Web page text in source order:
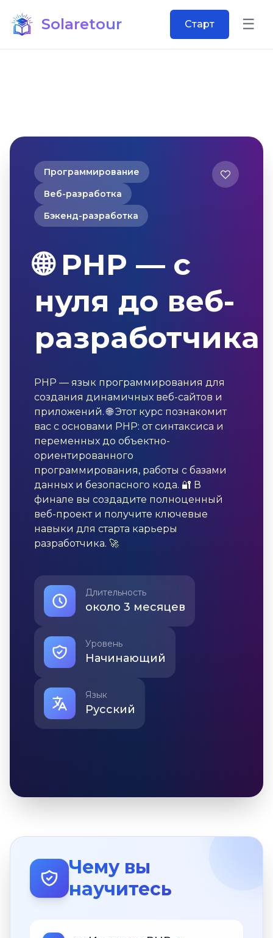
Solaretour Старт ☰
Программирование
Веб-разработка
Бэкенд-разработка
🌐 PHP — с
нуля до веб-
разработчика
PHP — язык программирования для
создания динамичных веб-сайтов и
приложений. 🌐 Этот курс познакомит
вас с основами PHP: от синтаксиса и
переменных до объектно-
ориентированного
программирования, работы с базами
данных и безопасного кода. 🔐 В
финале вы создадите полноценный
веб-проект и получите ключевые
навыки для старта карьеры
разработчика. 🚀
Длительность
около 3 месяцев
Уровень
Начинающий
Язык
Русский
Чему вы
научитесь